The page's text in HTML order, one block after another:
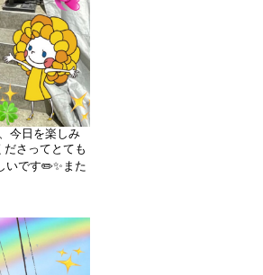
今日を楽しみ
さってとても
いです✏️✨また